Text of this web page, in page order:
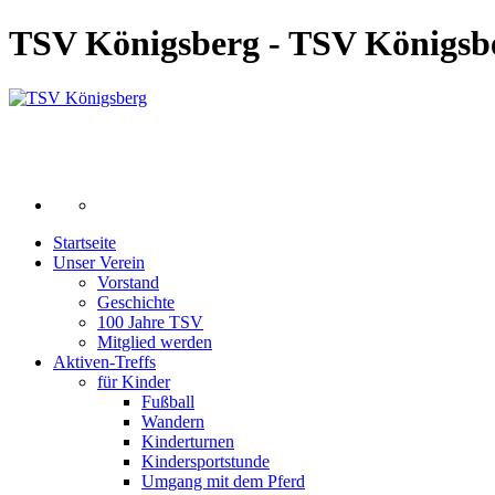
TSV Königsberg - TSV
Startseite
Unser Verein
Vorstand
Geschichte
100 Jahre TSV
Mitglied werden
Aktiven-Treffs
für Kinder
Fußball
Wandern
Kinderturnen
Kindersportstunde
Umgang mit dem Pferd